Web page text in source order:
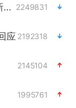
“电影+”如何激发千亿级消费新活力？ 2249831
应 2192318
2145104
1995761